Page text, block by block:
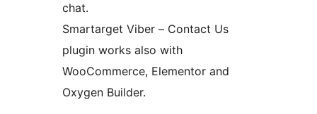
chat.
Smartarget Viber – Contact Us
plugin works also with
WooCommerce, Elementor and
Oxygen Builder.